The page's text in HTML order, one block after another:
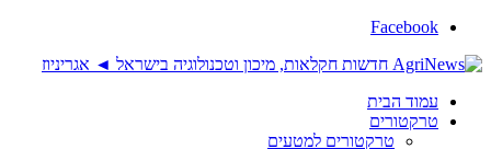
Facebook
עמוד הבית
טרקטורים
טרקטורים למטעים